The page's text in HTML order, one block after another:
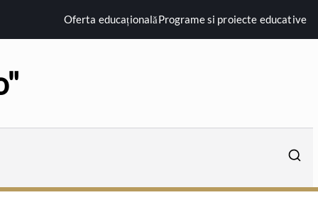
Oferta educaționalăPrograme si proiecte educative